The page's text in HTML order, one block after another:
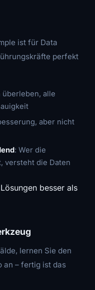
ist für Data
perfekt
überleben, alle
aber nicht
: Wer die
versteht die Daten
besser als
lernen Sie den
an – fertig ist das